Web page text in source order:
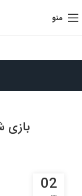
منو
02